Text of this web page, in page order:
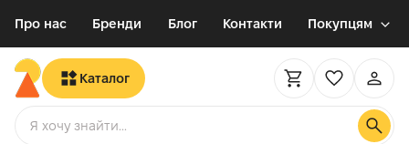
Про нас Бренди Блог Контакти Покупцям
Каталог